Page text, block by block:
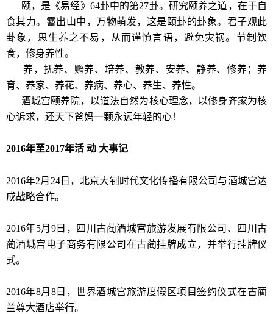
颐，是《易经》64卦中的第27卦。研究颐养之道，在于自
食其力。霤出山中，万物萌发，这是颐卦的卦象。君子观此
卦象，思生养之不易，从而谨慎言语，避免灾祸。节制饮
食，修身养性。
养，抚养、赡养、培养、教养、安养、静养、修养；养
育、养家、养花、养病、养心、养生、养性。
酒城宫颐养院，以道法自然为核心理念，以修身齐家为核
心诉求，还天下爸妈一颗永远年轻的心！
2016年至2017年活 动 大事记
2016年2月24日，北京大钊时代文化传播有限公司与酒城宫达
成战略合作。
2016年5月9日，四川古蔺酒城宫旅游发展有限公司、四川古
蔺酒城宫电子商务有限公司在古蔺挂牌成立，并举行挂牌仪
式。
2016年8月8日，世界酒城宫旅游度假区项目签约仪式在古蔺
兰尊大酒店举行。